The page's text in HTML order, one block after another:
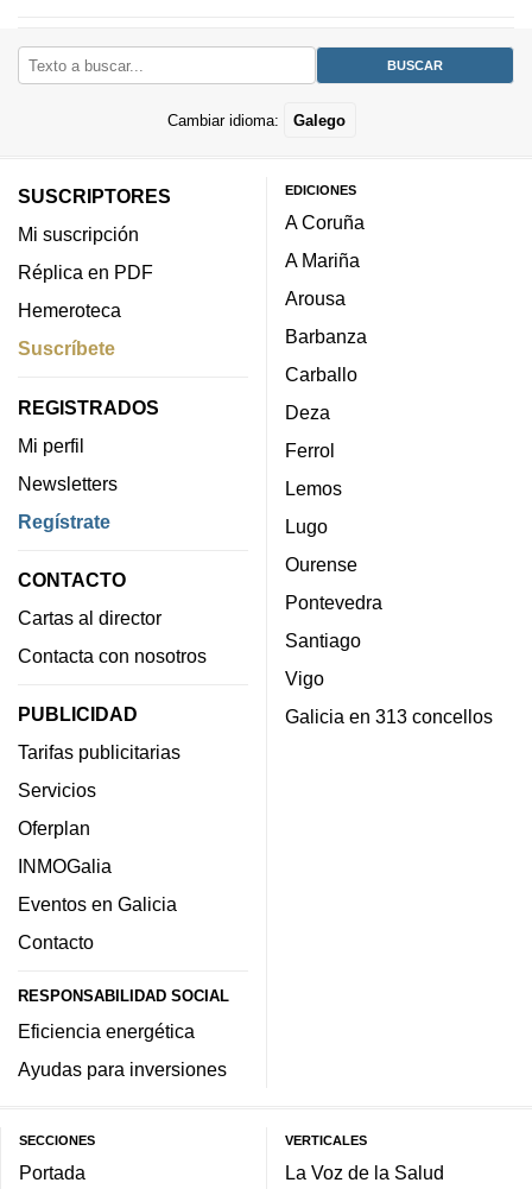
Cambiar idioma: Galego
SUSCRIPTORES
Mi suscripción
Réplica en PDF
Hemeroteca
Suscríbete
REGISTRADOS
Mi perfil
Newsletters
Regístrate
CONTACTO
Cartas al director
Contacta con nosotros
PUBLICIDAD
Tarifas publicitarias
Servicios
Oferplan
INMOGalia
Eventos en Galicia
Contacto
RESPONSABILIDAD SOCIAL
Eficiencia energética
Ayudas para inversiones
EDICIONES
A Coruña
A Mariña
Arousa
Barbanza
Carballo
Deza
Ferrol
Lemos
Lugo
Ourense
Pontevedra
Santiago
Vigo
Galicia en 313 concellos
SECCIONES
Portada
VERTICALES
La Voz de la Salud